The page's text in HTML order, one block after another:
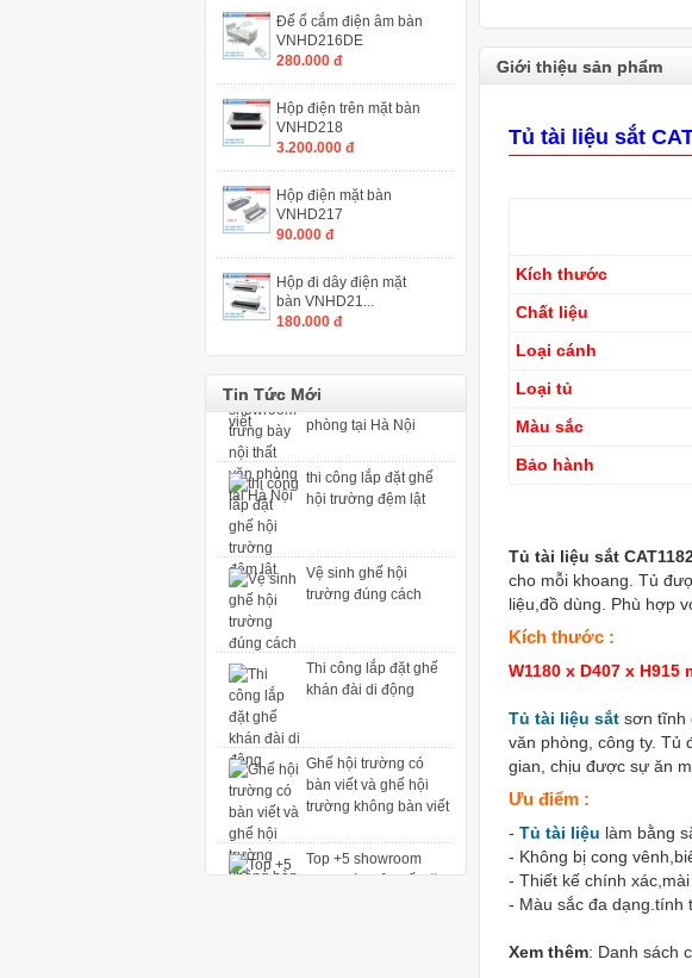
Giới thiệu sản phẩm
Tủ tài liệu sắt
Kích thước
Chất liệu
Loại cánh
Loại tủ
Màu sắc
Bảo hành
Tủ tài liệu sắt
cho mỗi khoang. Tủ
liệu,đồ dùng. Phù hợp
Kích thước :
W1180 x D407 x H915
Tủ tài liệu sắt sơn tĩnh
văn phòng, công ty. Tủ
gian, chịu được sự ăn
Ưu điểm :
- Tủ tài liệu làm bằng
- Không bị cong
- Thiết kế chính
- Màu sắc đa dạng.tính
Xem thêm: Danh sách
Đế ổ cắm điện âm bàn
VNHD216DE
280.000 đ
Hộp điện trên mặt bàn
VNHD218
3.200.000 đ
Hộp điện mặt bàn
VNHD217
90.000 đ
Hộp đi dây điện mặt
bàn VNHD21...
180.000 đ
Tin Tức Mới
Thi công lắp đặt ghế
khán đài di động
trường không bàn viết
phòng tại Hà Nội
hội trường đệm lật
trường đúng cách
khán đài di động
bàn viết và ghế hội
trường không bàn viết
trưng bày nội thất văn
phòng tại Hà Nội